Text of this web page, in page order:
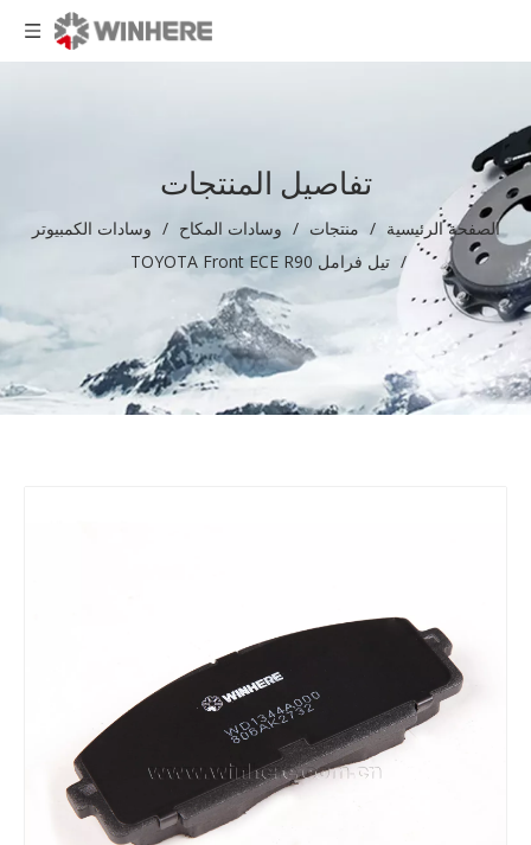
تفاصيل المنتجات
الصفحة الرئيسية / منتجات / وسادات المكاح / وسادات الكمبيوتر
/ تيل فرامل TOYOTA Front ECE R90